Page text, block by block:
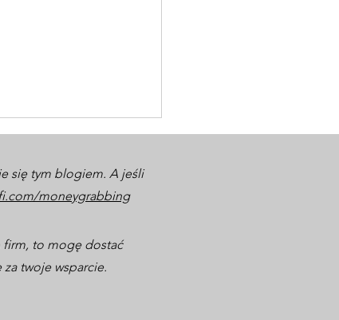
od najemcy do
się tym blogiem. A jeśli
moneygrabbing
firm, to mogę dostać
twoje wsparcie.